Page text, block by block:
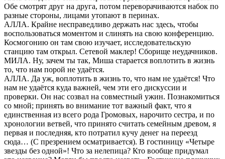
Обе смотрят друг на друга, потом переворачиваются набок по
разные стороны, лицами утопают в перинах.
АЛЛА. Крайне несправедливо держать нас здесь, чтобы
воспользоваться моментом и слинять на свою конференцию.
Космогонию он там свою изучает, исследовательскую
станцию там открыл. Сетевой маклер! Сборище неудачников.
МИЛА. Ну, зачем ты так, Миша старается воплотить в жизнь
то, что нам порой не удаётся.
АЛЛА. Да уж, воплотить в жизнь то, что нам не удаётся! Что
нам не удаётся куда важней, чем эти его дискуссии и
проверки. Он нас созвал на совместный ужин. Познакомиться
со мной; принять во внимание тот важный факт, что я
единственная из всего рода Громовых, нарочито сестра, и по
хронологии ветвей, что принято считать семейным древом, я
первая и последняя, кто потратил кучу денег на переезд
сюда… (С презрением осматривается). В гостиницу «Четыре
звезды без одной»! Что за нелепица? Кто вообще придумал